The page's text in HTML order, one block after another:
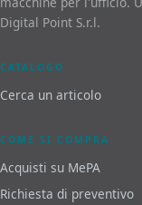
Digital Point S.r.l.
CATALOGO
Cerca un articolo
COME SI COMPRA
Acquisti su MePA
Richiesta di preventivo